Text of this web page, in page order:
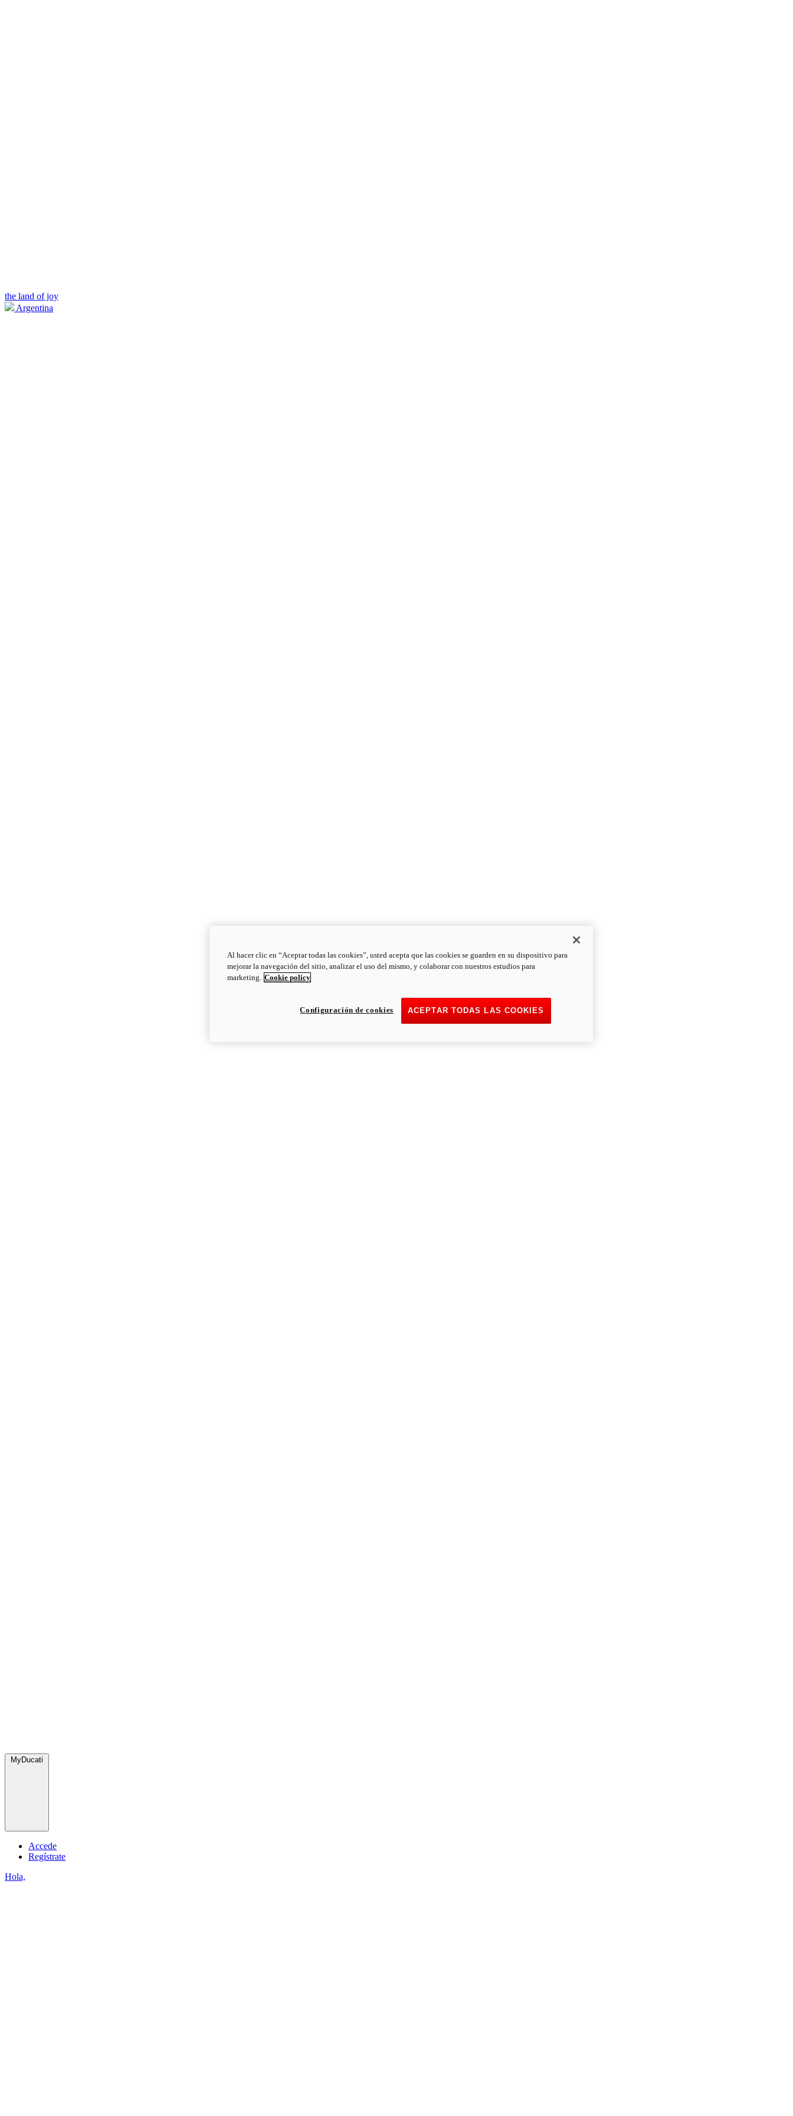
the land of joy
Argentina
MyDucati
Accede
Regístrate
Hola,
Al hacer clic en “Aceptar todas las cookies”, usted acepta que las cookies se guarden en su dispositivo para
mejorar la navegación del sitio, analizar el uso del mismo, y colaborar con nuestros estudios para
marketing. Cookie policy
ACEPTAR TODAS LAS COOKIES
Configuración de cookies